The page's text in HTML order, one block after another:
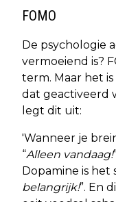
FOMO
De psychologie
vermoeiend is?
term. Maar het
dat geactiveerd
legt dit uit:
'Wanneer je
“Alleen vandaag!
Dopamine is het
belangrijk!”. En